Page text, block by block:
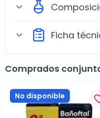
expand_more
expand_more Ficha
Comprados
No disponible